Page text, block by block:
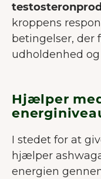
kroppens
betingelser, der
udholdenhed
Hjælper
I stedet for at
hjælper
energien